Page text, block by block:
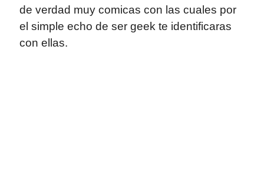
de verdad muy comicas con las cuales por
el simple echo de ser geek te identificaras
con ellas.